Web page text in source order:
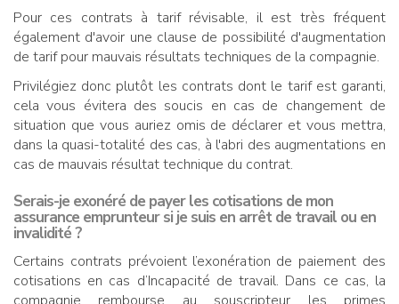
Pour ces contrats à tarif révisable, il est très fréquent
également d'avoir une clause de possibilité d'augmentation
de tarif pour mauvais résultats techniques de la compagnie.
Privilégiez donc plutôt les contrats dont le tarif est garanti,
cela vous évitera des soucis en cas de changement de
situation que vous auriez omis de déclarer et vous mettra,
dans la quasi-totalité des cas, à l'abri des augmentations en
cas de mauvais résultat technique du contrat.
Serais-je exonéré de payer les cotisations de mon
assurance emprunteur si je suis en arrêt de travail ou en
invalidité ?
Certains contrats prévoient l’exonération de paiement des
cotisations en cas d’Incapacité de travail. Dans ce cas, la